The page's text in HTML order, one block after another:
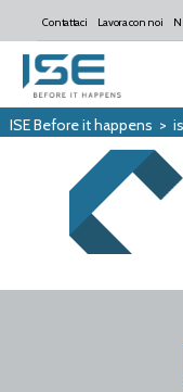
Contattaci Lavora con noi
ISE Before it happens >